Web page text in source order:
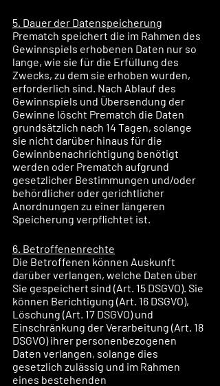
5. Dauer der Datenspeicherung
Prematch speichert die im Rahmen des
Gewinnspiels erhobenen Daten nur so
lange, wie sie für die Erfüllung des
Zwecks, zu dem sie erhoben wurden,
erforderlich sind. Nach Ablauf des
Gewinnspiels und Übersendung der
Gewinne löscht Prematch die Daten
grundsätzlich nach 14 Tagen, solange
sie nicht darüber hinaus für die
Gewinnbenachrichtigung benötigt
werden oder Prematch aufgrund
gesetzlicher Bestimmungen und/oder
behördlicher oder gerichtlicher
Anordnungen zu einer längeren
Speicherung verpflichtet ist.
6. Betroffenenrechte
Die Betroffenen können Auskunft
darüber verlangen, welche Daten über
Sie gespeichert sind (Art. 15 DSGVO). Sie
können Berichtigung (Art. 16 DSGVO),
Löschung (Art. 17 DSGVO) und
Einschränkung der Verarbeitung (Art. 18
DSGVO) ihrer personenbezogenen
Daten verlangen, solange dies
gesetzlich zulässig und im Rahmen
eines bestehenden